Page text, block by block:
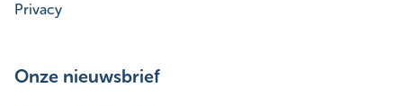
Privacy
Onze nieuwsbrief